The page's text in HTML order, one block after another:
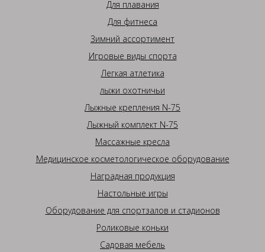
Для плавания
Для фитнеса
Зимний ассортимент
Игровые виды спорта
Легкая атлетика
лыжи охотничьи
Лыжные крепления N-75
Лыжный комплект N-75
Массажные кресла
Медицинское косметологическое оборудование
Наградная продукция
Настольные игры
Оборудование для спортзалов и стадионов
Роликовые коньки
Садовая мебель